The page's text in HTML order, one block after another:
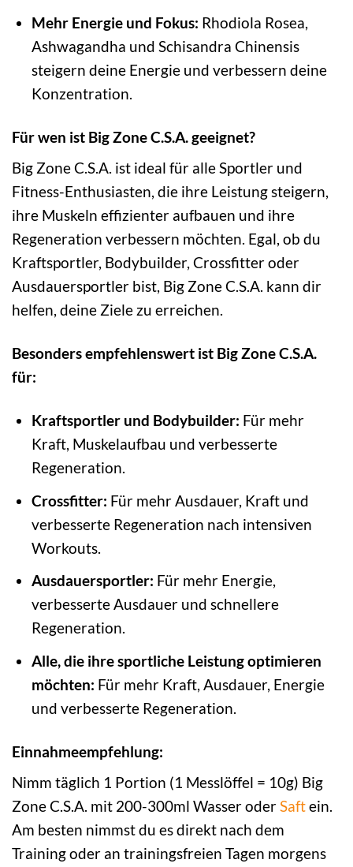
Mehr Energie und Fokus: Rhodiola Rosea,
Ashwagandha und Schisandra Chinensis
steigern deine Energie und verbessern deine
Konzentration.
Für wen ist Big Zone C.S.A. geeignet?
Big Zone C.S.A. ist ideal für alle Sportler und
Fitness-Enthusiasten, die ihre Leistung steigern,
ihre Muskeln effizienter aufbauen und ihre
Regeneration verbessern möchten. Egal, ob du
Kraftsportler, Bodybuilder, Crossfitter oder
Ausdauersportler bist, Big Zone C.S.A. kann dir
helfen, deine Ziele zu erreichen.
Besonders empfehlenswert ist Big Zone C.S.A.
für:
Kraftsportler und Bodybuilder: Für mehr
Kraft, Muskelaufbau und verbesserte
Regeneration.
Crossfitter: Für mehr Ausdauer, Kraft und
verbesserte Regeneration nach intensiven
Workouts.
Ausdauersportler: Für mehr Energie,
verbesserte Ausdauer und schnellere
Regeneration.
Alle, die ihre sportliche Leistung optimieren
möchten: Für mehr Kraft, Ausdauer, Energie
und verbesserte Regeneration.
Einnahmeempfehlung:
Nimm täglich 1 Portion (1 Messlöffel = 10g) Big
Zone C.S.A. mit 200-300ml Wasser oderSaftein.
Am besten nimmst du es direkt nach dem
Training oder an trainingsfreien Tagen morgens